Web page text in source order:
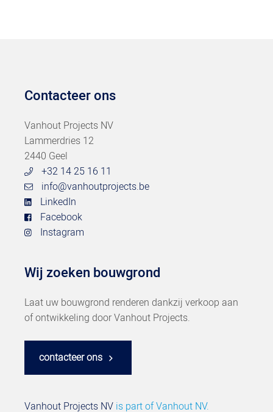
Contacteer ons
Vanhout Projects NV
Lammerdries 12
2440 Geel
+32 14 25 16 11
info@vanhoutprojects.be
LinkedIn
Facebook
Instagram
Wij zoeken bouwgrond
Laat uw bouwgrond renderen dankzij verkoop aan
of ontwikkeling door Vanhout Projects.
contacteer ons
Vanhout Projects NV is part ofVanhout NV.